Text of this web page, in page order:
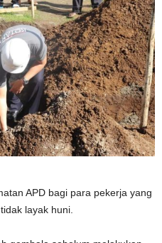
APD bagi para pekerja yang
layak huni.